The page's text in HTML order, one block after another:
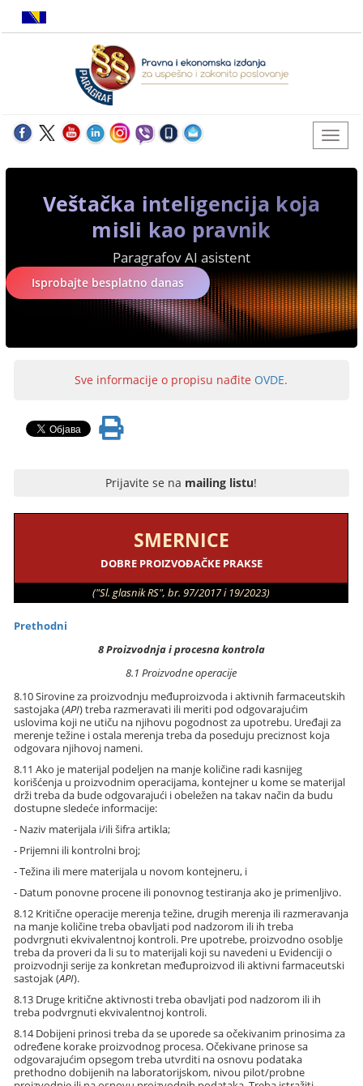
Veštačka inteligencija koja
misli kao pravnik
Paragrafov AI asistent
Isprobajte besplatno danas
Sve informacije o propisu nađite OVDE.
Prijavite se na mailing listu!
SMERNICE
DOBRE PROIZVOĐAČKE PRAKSE
("Sl. glasnik RS", br. 97/2017 i 19/2023)
Prethodni
8 Proizvodnja i procesna kontrola
8.1 Proizvodne operacije
8.10 Sirovine za proizvodnju međuproizvoda i aktivnih farmaceutskih
sastojaka (API) treba razmeravati ili meriti pod odgovarajućim
uslovima koji ne utiču na njihovu pogodnost za upotrebu. Uređaji za
merenje težine i ostala merenja treba da poseduju preciznost koja
odgovara njihovoj nameni.
8.11 Ako je materijal podeljen na manje količine radi kasnijeg
korišćenja u proizvodnim operacijama, kontejner u kome se materijal
drži treba da bude odgovarajući i obeležen na takav način da budu
dostupne sledeće informacije:
- Naziv materijala i/ili šifra artikla;
- Prijemni ili kontrolni broj;
- Težina ili mere materijala u novom kontejneru, i
- Datum ponovne procene ili ponovnog testiranja ako je primenljivo.
8.12 Kritične operacije merenja težine, drugih merenja ili razmeravanja
na manje količine treba obavljati pod nadzorom ili ih treba
podvrgnuti ekvivalentnoj kontroli. Pre upotrebe, proizvodno osoblje
treba da proveri da li su to materijali koji su navedeni u Evidenciji o
proizvodnji serije za konkretan međuproizvod ili aktivni farmaceutski
sastojak (API).
8.13 Druge kritične aktivnosti treba obavljati pod nadzorom ili ih
treba podvrgnuti ekvivalentnoj kontroli.
8.14 Dobijeni prinosi treba da se uporede sa očekivanim prinosima za
određene korake proizvodnog procesa. Očekivane prinose sa
odgovarajućim opsegom treba utvrditi na osnovu podataka
prethodno dobijenih na laboratorijskom, nivou pilot/probne